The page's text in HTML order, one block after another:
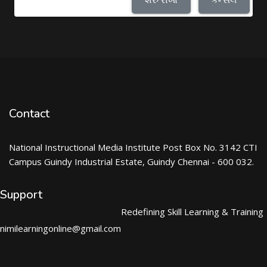
Contact
National Instructional Media Institute Post Box No. 3142 CTI
Campus Guindy Industrial Estate, Guindy Chennai - 600 032.
Support
nimilearningonline@gmail.com
Redefining Skill Learning & Training